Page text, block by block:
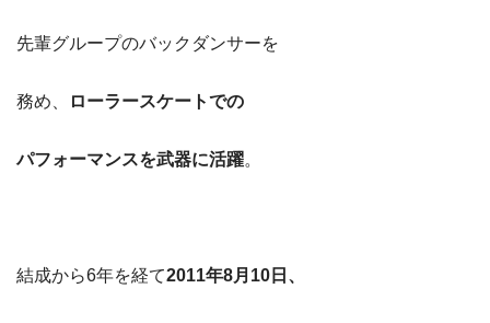
先輩グループのバックダンサーを
務め、 ローラースケートでの
パフォーマンスを武器に活躍。
結成から6年を経て2011年8月10日、